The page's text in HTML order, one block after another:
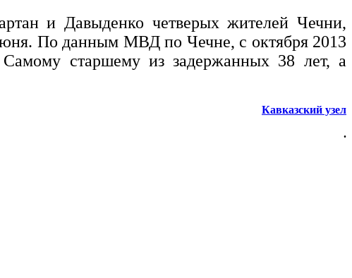
и Давыденко четверых жителей Чечни,
По данным МВД по Чечне, с октября 2013
Самому старшему из задержанных 38 лет, а
Кавказский узел
.